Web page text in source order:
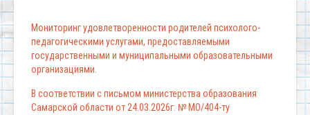
Мониторинг удовлетворенности родителей психолого-
педагогическими услугами, предоставляемыми
государственными и муниципальными образовательными
организациями.
В соответствии с письмом министерства образования
Самарской области от 24.03.2026г. № МО/404-ту